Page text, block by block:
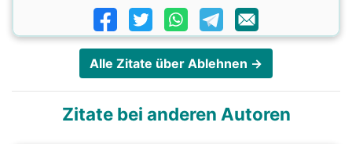
Alle Zitate über Ablehnen →
Zitate bei anderen Autoren